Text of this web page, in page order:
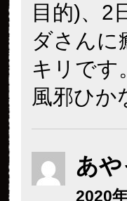
目的)、2
ダさんに
キリです
風邪ひか
あ
2020